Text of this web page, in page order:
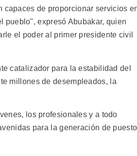
capaces de proporcionar servicios
pueblo", expresó Abubakar, quien
el poder al primer presidente civil
catalizador para la estabilidad del
millones de desempleados, la
los profesionales y a todo
para la generación de